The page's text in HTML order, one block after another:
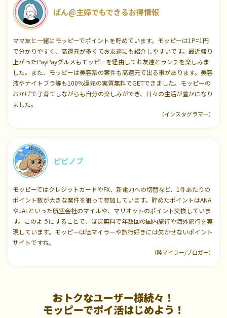
ぱん@主婦でもできるお得情報
ママ友と一緒にモッピーでポイントを貯めています。モッピーは1P=1円
で分かりやすく、高還元が多くてお友達にも紹介しやすいです。最近盛り
上がったPayPayグルメもモッピーを経由してお友達とランチを楽しみま
した。また、モッピーは美容系の案件も高還元で出る事があります。美容
液やナイトブラ等も100%還元の実質無料でGETできました。モッピーの
おかげで子育てしながらも自分の楽しみができ、日々の生活が豊かになり
ました。
（インスタグラマー）
ピピノブ
モッピーではクレジットカードやFX、新電力への切替など、1件あたりの
ポイント数が大きな案件を狙って参加しています。貯めたポイントはANA
やJALといった航空会社のマイルや、マリオットのポイント交換していま
す。このようにすることで、ほぼ無料で年数回の国内旅行や海外旅行を実
現しています。モッピーは陸マイラーや旅行好きには欠かせないポイント
サイトですね。
（陸マイラー/ブロガー）
おトクなユーザー様続々！
モッピーでポイ活はじめよう！